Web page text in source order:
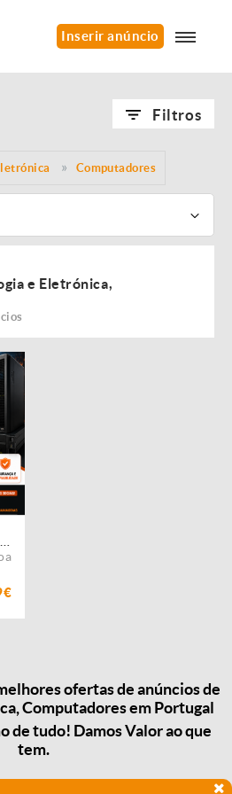
Inserir anúncio
Filtros
Computadores
e Eletrónica,
ofertas de anúncios de
Computadores em Portugal
de tudo! Damos Valor ao que
tem.